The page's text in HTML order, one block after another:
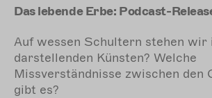
Das lebende Erbe: Podcast-
Auf wessen Schultern stehen wir
darstellenden Künsten? Welche
Missverständnisse zwischen den
gibt es?